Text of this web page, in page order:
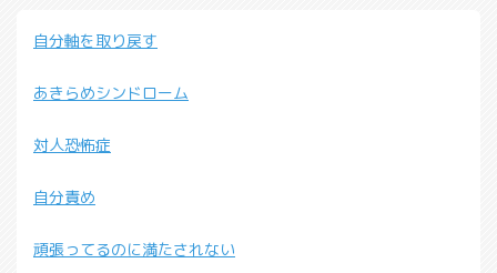
自分軸を取り戻す
あきらめシンドローム
対人恐怖症
自分責め
頑張ってるのに満たされない